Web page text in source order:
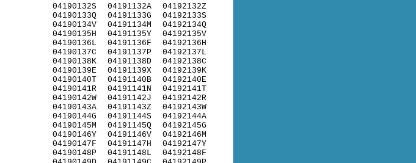
04190132S
04190133Q
04190134V
04190135H
04190136L
04190137C
04190138K
04190139E
04190140T
04190141R
04190142W
04190143A
04190144G
04190145M
04190146Y
04190147F
04190148P
04191132A
04191133G
04191134M
04191135Y
04191136F
04191137P
04191138D
04191139X
04191140B
04191141N
04191142J
04191143Z
04191144S
04191145Q
04191146V
04191147H
04191148L
04192132Z
04192133S
04192134Q
04192135V
04192136H
04192137L
04192138C
04192139K
04192140E
04192141T
04192142R
04192143W
04192144A
04192145G
04192146M
04192147Y
04192148F